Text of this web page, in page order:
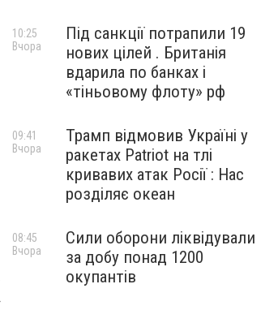
Під санкції потрапили 19
нових цілей . Британія
вдарила по банках і
«тіньовому флоту» рф
10:25
Вчора
Трамп відмовив Україні у
ракетах Patriot на тлі
кривавих атак Росії : Нас
розділяє океан
09:41
Вчора
Сили оборони ліквідували
за добу понад 1200
окупантів
08:45
Вчора